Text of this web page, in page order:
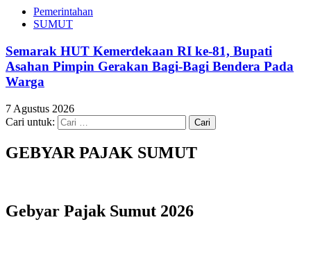
Pemerintahan
SUMUT
Semarak HUT Kemerdekaan RI ke-81, Bupati
Asahan Pimpin Gerakan Bagi-Bagi Bendera Pada
Warga
7 Agustus 2026
Cari untuk:
GEBYAR PAJAK SUMUT
Gebyar Pajak Sumut 2026